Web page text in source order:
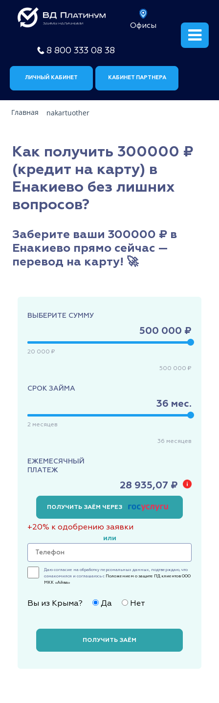
Офисы
8 800 333 08 38
ЛИЧНЫЙ КАБИНЕТ КАБИНЕТ ПАРТНЕРА
Главная nakartuother
Как получить 300000 ₽
(кредит на карту) в
Енакиево без лишних
вопросов?
Заберите ваши 300000 ₽ в
Енакиево прямо сейчас —
перевод на карту! 🚀
ВЫБЕРИТЕ СУММУ
500 000 ₽
20 000 ₽
500 000 ₽
СРОК ЗАЙМА
36 мес.
2 месяцев
36 месяцев
ЕЖЕМЕСЯЧНЫЙ
ПЛАТЕЖ
28 935,07 ₽
ПОЛУЧИТЬ ЗАЁМ ЧЕРЕЗ
+20% к одобрению заявки
или
Даю согласие на обработку персональных данных, подтверждаю, что
ознакомился и соглашаюсь с Положением о защите ПД клиентов ООО
МКК «Айва»
Вы из Крыма? Да Нет
ПОЛУЧИТЬ ЗАЁМ